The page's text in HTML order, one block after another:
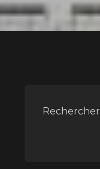
Rechercher